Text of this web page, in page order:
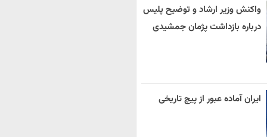
واکنش وزیر ارشاد و توضیح پلیس
درباره بازداشت پژمان جمشیدی
ایران آماده عبور از پیچ تاریخی